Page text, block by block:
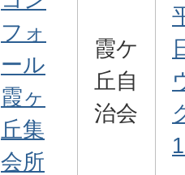
フォ
ール
霞ヶ
丘集
会所
霞ケ
丘自
治会